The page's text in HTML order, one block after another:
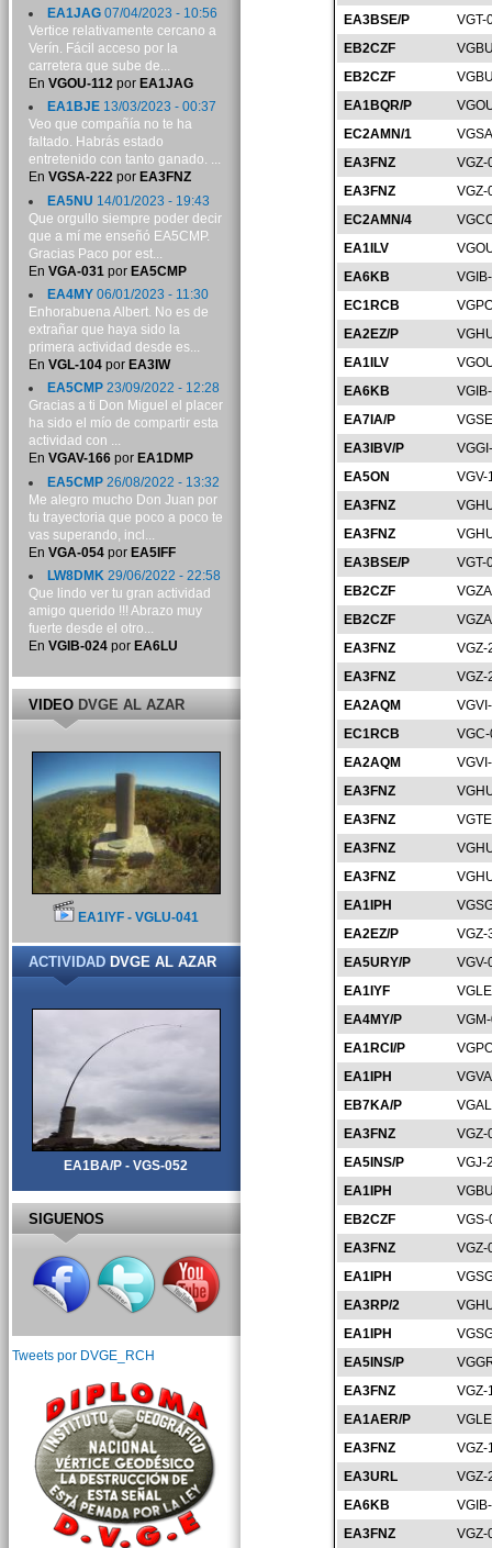
EA3BSE/P
VGT-
EB2CZF
EB2CZF
EA1BQR/P
EC2AMN/1
EA3FNZ
VGZ-
EA3FNZ
VGZ-
EC2AMN/4
EA1ILV
EA6KB
EC1RCB
EA2EZ/P
EA1ILV
EA6KB
EA7IA/P
EA3IBV/P
EA5ON
VGV-
EA3FNZ
EA3FNZ
EA3BSE/P
VGT-
EB2CZF
EB2CZF
EA3FNZ
VGZ-
EA3FNZ
VGZ-
EA2AQM
EC1RCB
EA2AQM
EA3FNZ
EA3FNZ
EA3FNZ
EA3FNZ
EA1IPH
EA2EZ/P
VGZ-
EA5URY/P
VGV-
EA1IYF
EA4MY/P
EA1RCI/P
EA1IPH
EB7KA/P
EA3FNZ
VGZ-
EA5INS/P
VGJ-
EA1IPH
EB2CZF
EA3FNZ
VGZ-
EA1IPH
EA3RP/2
EA1IPH
EA5INS/P
EA3FNZ
VGZ-
EA1AER/P
EA3FNZ
VGZ-
EA3URL
VGZ-
EA6KB
EA3FNZ
VGZ-
EA1JAG07/04/2023 - 10:56
Vertice relativamente cercano a
Verín. Fácil acceso por la
carretera que sube de...
En VGOU-112por EA1JAG
EA1BJE13/03/2023 - 00:37
Veo que compañía no te ha
faltado. Habrás estado
entretenido con tanto ganado. ...
En VGSA-222por EA3FNZ
EA5NU 14/01/2023 - 19:43
Que orgullo siempre poder decir
que a mí me enseñó EA5CMP.
Gracias Paco por est...
En VGA-031 por EA5CMP
EA4MY06/01/2023 - 11:30
Enhorabuena Albert. No es de
extrañar que haya sido la
primera actividad desde es...
En VGL-104por EA3IW
EA5CMP23/09/2022 - 12:28
Gracias a ti Don Miguel el placer
ha sido el mío de compartir esta
actividad con ...
En VGAV-166por EA1DMP
EA5CMP26/08/2022 - 13:32
Me alegro mucho Don Juan por
tu trayectoria que poco a poco te
vas superando, incl...
En VGA-054por EA5IFF
LW8DMK29/06/2022 - 22:58
Que lindo ver tu gran actividad
amigo querido !!! Abrazo muy
fuerte desde el otro...
En VGIB-024por EA6LU
VIDEODVGE AL AZAR
EA1IYF - VGLU-041
ACTIVIDADDVGE AL AZAR
EA1BA/P - VGS-052
SIGUENOS
Tweets por DVGE_RCH